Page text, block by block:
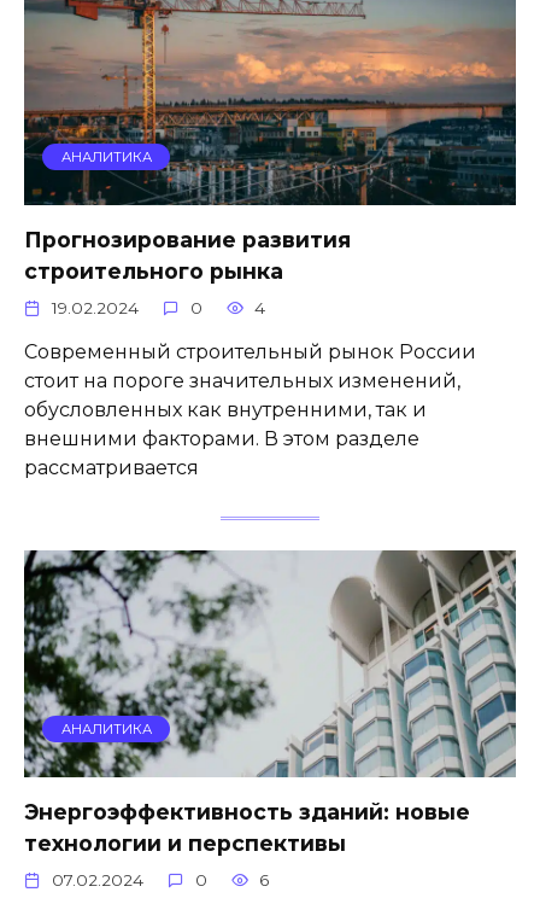
АНАЛИТИКА
Прогнозирование развития
строительного рынка
19.02.2024 0 4
Современный строительный рынок России
стоит на пороге значительных изменений,
обусловленных как внутренними, так и
внешними факторами. В этом разделе
рассматривается
АНАЛИТИКА
Энергоэффективность зданий: новые
технологии и перспективы
07.02.2024 0 6